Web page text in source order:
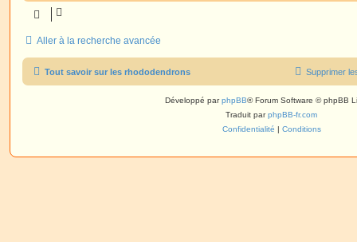
Aller à la recherche avancée
Tout savoir sur les rhododendrons Supprimer
Développé parphpBB® Forum Software © phpBB
Traduit parphpBB-fr.com
Confidentialité | Conditions